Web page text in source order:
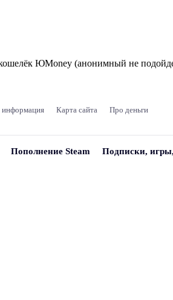
ЮMoney (анонимный не
Карта сайта Про деньги
Пополнение Steam Подписки,